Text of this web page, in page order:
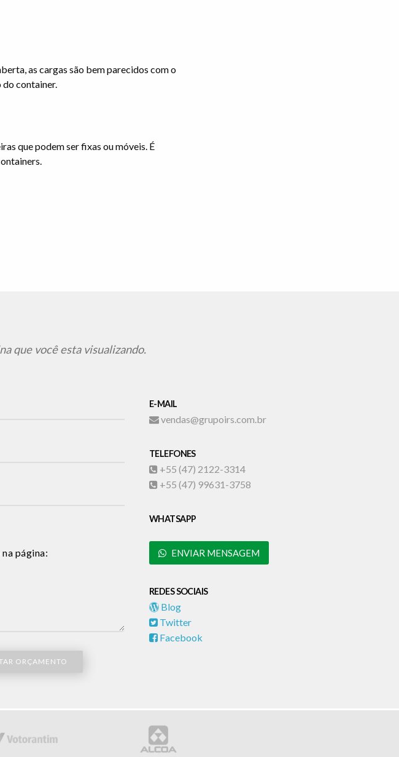
as cargas são bem parecidos com o
do container.
que podem ser fixas ou móveis. É
que você esta visualizando.
ORÇAMENTO
E-MAIL
vendas@grupoirs.com.br
TELEFONES
+55 (47) 2122-3314
+55 (47) 99631-3758
WHATSAPP
ENVIAR MENSAGEM
REDES SOCIAIS
Blog
Twitter
Facebook